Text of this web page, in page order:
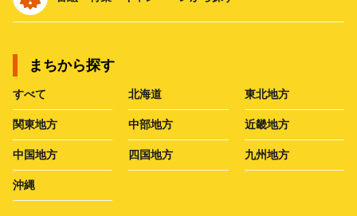
まちから探す
すべて 北海道 東北地方
関東地方 中部地方 近畿地方
中国地方 四国地方 九州地方
沖縄